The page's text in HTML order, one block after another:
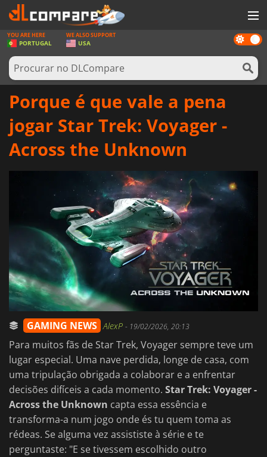
JOGOS
GAME CARDS
SOFTWARE
HARDWARE
Dark
mode
YOU ARE HERE
PORTUGAL
WE ALSO SUPPORT
USA
Porque é que vale a pena
jogar Star Trek: Voyager -
Across the Unknown
GAMING NEWS AlexP - 19/02/2026, 20:13
Para muitos fãs de Star Trek, Voyager sempre teve um
lugar especial. Uma nave perdida, longe de casa, com
uma tripulação obrigada a colaborar e a enfrentar
decisões difíceis a cada momento. Star Trek: Voyager -
Across the Unknown capta essa essência e
transforma-a num jogo onde és tu quem toma as
rédeas. Se alguma vez assististe à série e te
perguntaste: "E se tivessem escolhido outro